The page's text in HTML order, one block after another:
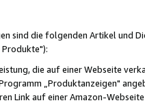
sind die folgenden Artikel und
Produkte"):
die auf einer Webseite
„Produktanzeigen"
Link auf einer Amazon-